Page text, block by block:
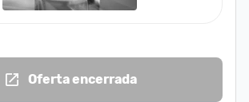
Oferta encerrada